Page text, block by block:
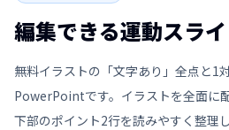
編集できる運動スラ
無料イラストの「文字あり」全点と1
PowerPointです。イラストを全面に
下部のポイント2行を読みやすく整理し